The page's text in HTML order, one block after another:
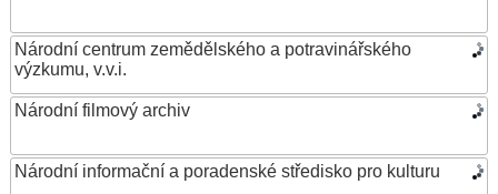
Národní centrum zemědělského a potravinářského
výzkumu, v.v.i.
Národní filmový archiv
Národní informační a poradenské středisko pro kulturu